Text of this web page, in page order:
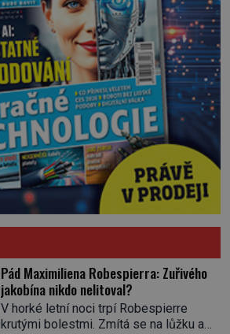
Pád Maximiliena Robespierra: Zuřivého
jakobína nikdo nelitoval?
V horké letní noci trpí Robespierre
krutými bolestmi. Zmítá se na lůžku a